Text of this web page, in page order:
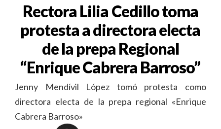
Rectora Lilia Cedillo toma
protesta a directora electa
de la prepa Regional
“Enrique Cabrera Barroso”
Jenny Mendívil López tomó protesta como
directora electa de la prepa regional «Enrique
Cabrera Barroso»